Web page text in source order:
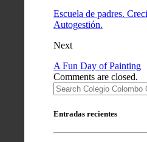
Escuela de padres.
Autogestión.
Next
A Fun Day of Painting
Comments are closed.
Entradas recientes